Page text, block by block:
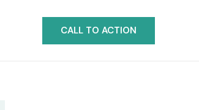
CALL TO ACTION